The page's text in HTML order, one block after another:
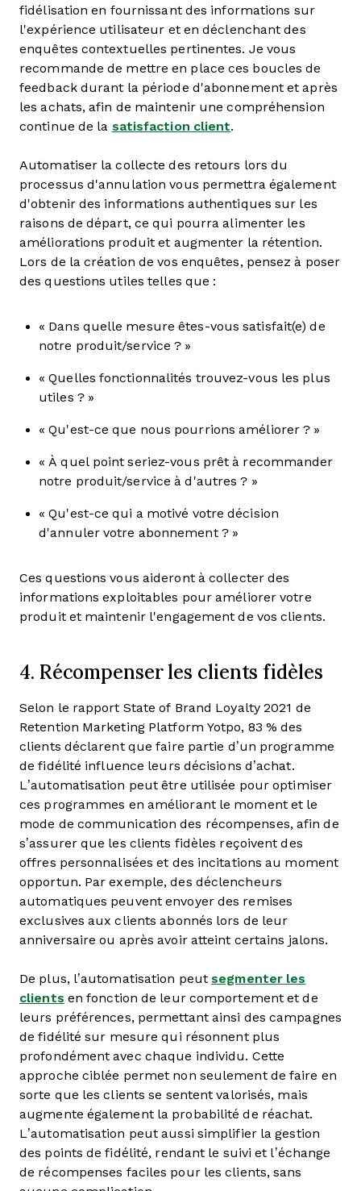
fidélisation en fournissant des informations sur
l'expérience utilisateur et en déclenchant des
enquêtes contextuelles pertinentes. Je vous
recommande de mettre en place ces boucles de
feedback durant la période d'abonnement et après
les achats, afin de maintenir une compréhension
continue de la satisfaction client.
Automatiser la collecte des retours lors du
processus d'annulation vous permettra également
d'obtenir des informations authentiques sur les
raisons de départ, ce qui pourra alimenter les
améliorations produit et augmenter la rétention.
Lors de la création de vos enquêtes, pensez à poser
des questions utiles telles que :
« Dans quelle mesure êtes-vous satisfait(e) de
notre produit/service ? »
« Quelles fonctionnalités trouvez-vous les plus
utiles ? »
« Qu'est-ce que nous pourrions améliorer ? »
« À quel point seriez-vous prêt à recommander
notre produit/service à d'autres ? »
« Qu'est-ce qui a motivé votre décision
d'annuler votre abonnement ? »
Ces questions vous aideront à collecter des
informations exploitables pour améliorer votre
produit et maintenir l'engagement de vos clients.
4. Récompenser les clients fidèles
Selon le rapport State of Brand Loyalty 2021 de
Retention Marketing Platform Yotpo, 83 % des
clients déclarent que faire partie d’un programme
de fidélité influence leurs décisions d’achat.
L’automatisation peut être utilisée pour optimiser
ces programmes en améliorant le moment et le
mode de communication des récompenses, afin de
s’assurer que les clients fidèles reçoivent des
offres personnalisées et des incitations au moment
opportun. Par exemple, des déclencheurs
automatiques peuvent envoyer des remises
exclusives aux clients abonnés lors de leur
anniversaire ou après avoir atteint certains jalons.
De plus, l’automatisation peutsegmenter les
clients en fonction de leur comportement et de
leurs préférences, permettant ainsi des campagnes
de fidélité sur mesure qui résonnent plus
profondément avec chaque individu. Cette
approche ciblée permet non seulement de faire en
sorte que les clients se sentent valorisés, mais
augmente également la probabilité de réachat.
L’automatisation peut aussi simplifier la gestion
des points de fidélité, rendant le suivi et l’échange
de récompenses faciles pour les clients, sans